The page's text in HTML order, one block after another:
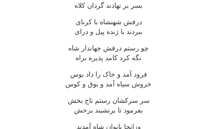
بسر بر نهادند گردان کلاه
درفش شهنشاه با کرنای
ببردند با ژنده پیل و درای
چو رستم درفش جهاندار شاه
نگه کرد کامد پذیره براه
فرود آمد و خاک را داد بوس
خروش سپاه آمد و بوق و کوس
سر سرکشان رستم تاج بخش
بفرمود تا برنشیند برخش
وزانجا بایوان شاه آمدند